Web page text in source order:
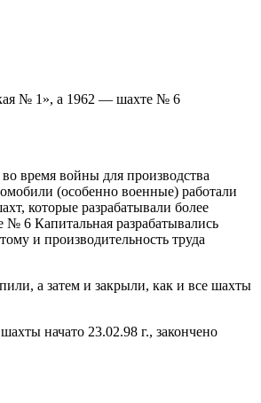
№ 1», а 1962 — шахте № 6
время войны для производства
(особенно военные) работали
которые разрабатывали более
№ 6 Капитальная разрабатывались
и производительность труда
а затем и закрыли, как и все шахты
начато 23.02.98 г., закончено